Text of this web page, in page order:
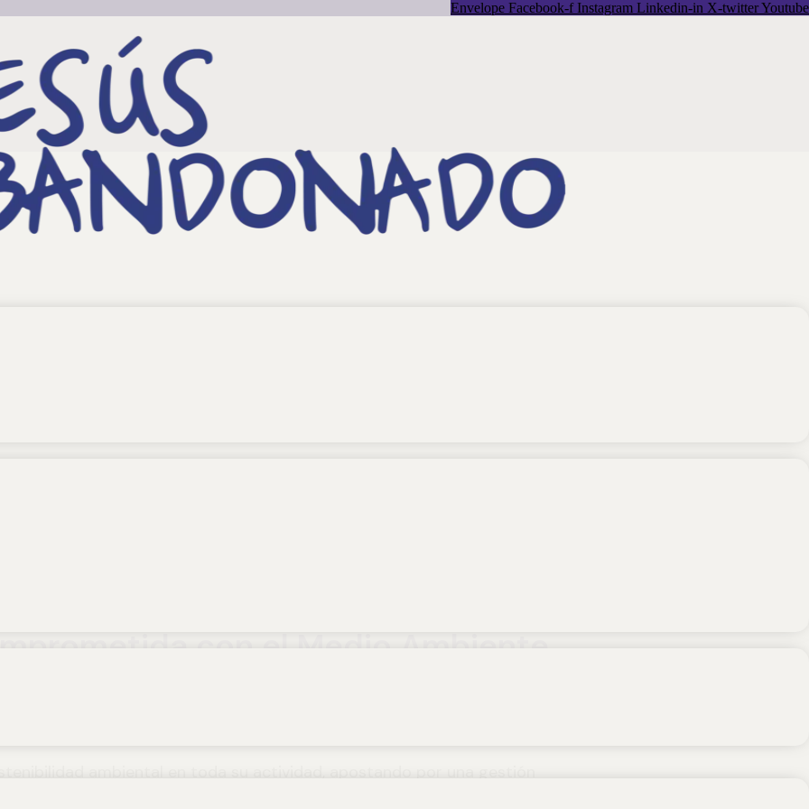
Envelope Facebook-f Instagram Linkedin-in X-twitterYoutube
con el Medio Ambiente
ambiental en toda su actividad, apostando por una gestión